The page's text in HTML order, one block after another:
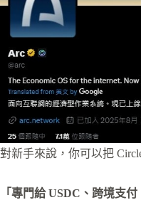
對新手來說，你可以把
「專門給 USDC、跨境支